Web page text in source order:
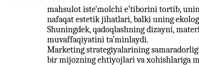
mahsulot iste'molchi e’tiborini tortib,
nafaqat estetik jihatlari, balki uning
Shuningdek, qadoqlashning dizayni,
muvaffaqiyatini ta’minlaydi.
Marketing strategiyalarining
bir mijozning ehtiyojlari va xohishlariga